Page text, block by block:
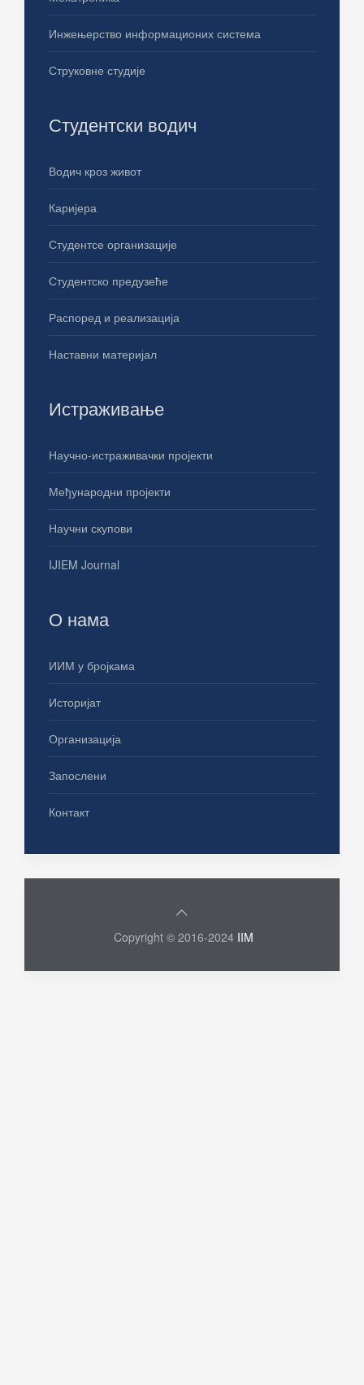
Инжењерство информационих система
Струковне студије
Студентски водич
Водич кроз живот
Каријера
Студентсе организације
Студентско предузеће
Распоред и реализација
Наставни материјал
Истраживање
Научно-истраживачки пројекти
Међународни пројекти
Научни скупови
IJIEM Journal
О нама
ИИМ у бројкама
Историјат
Организација
Запослени
Контакт
Copyright © 2016-2024 IIM